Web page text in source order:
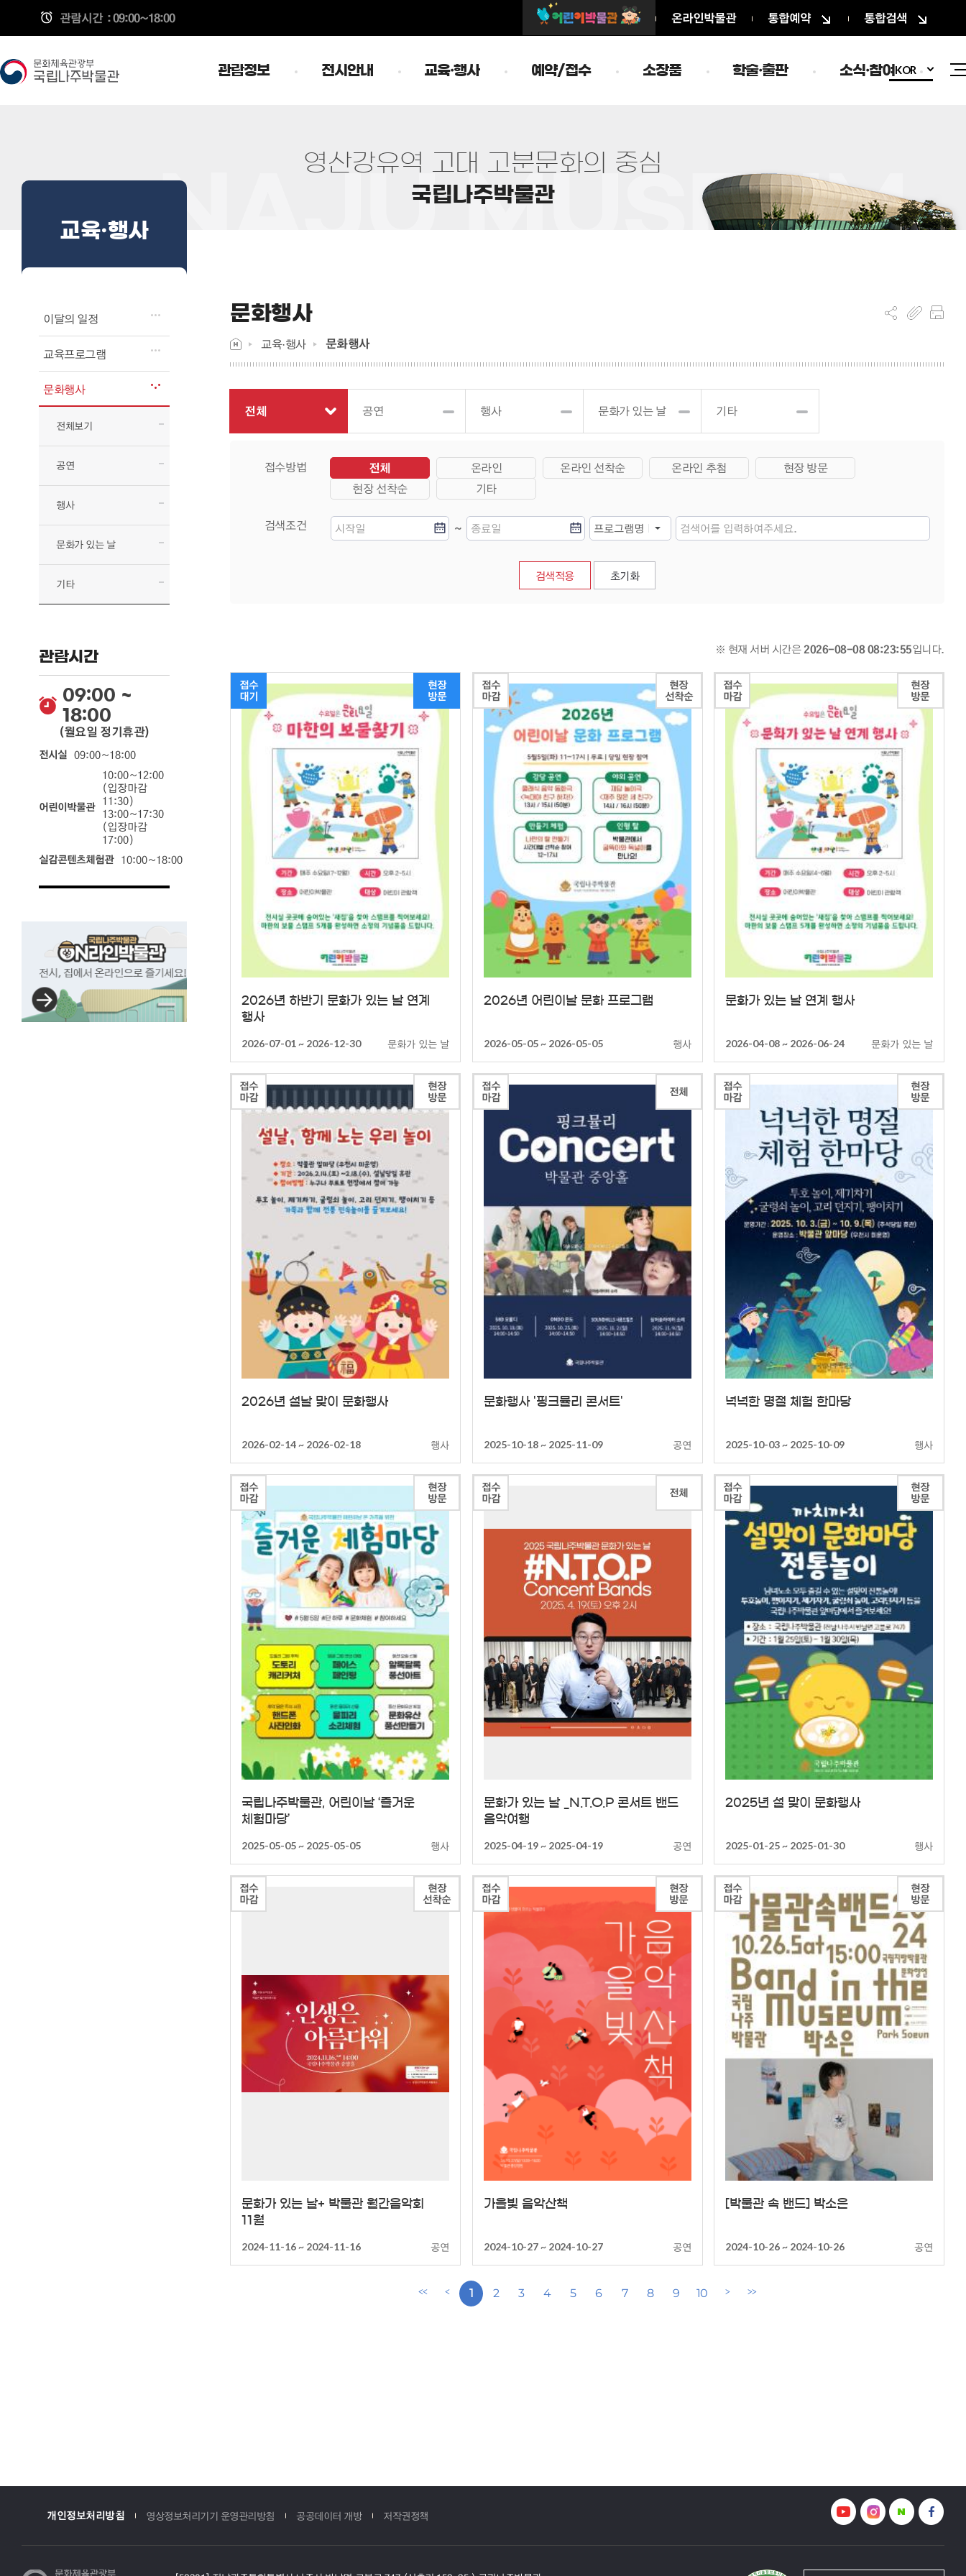
관람시간 : 09:00~18:00 온라인박물관 통합예약 통합검색
KOR
관람정보 전시안내 교육·행사 예약/접수 소장품 학술·출판 소식·참여
영산강유역 고 대 고분문화의 중심
국립 나주박물관
교육·행사
이달의 일정
교육프로그램
문화행사
전체보기
공연
행사
문화가 있는 날
기타
관람시간
09:00 ~
18:00
(월요일 정기휴관)
전시실 09:00~18:00
어린이박물관
10:00~12:00
(입장마감
11:30)
13:00~17:30
(입장마감
17:00)
실감콘텐츠체험관 10:00~18:00
국립나주박물관
ON라인박물관
전시,
집에서
온라인으로
문화행사
교육·행사 문화행사
전체 공연 행사 문화가 있는 날 기타
접수방법 전체 온라인 온라인 선착순 온라인 추첨
현장 방문
현장 선착순
기타
검색조건 ~
검색적용 초기화
※ 현재 서버 시간은2026-08-08 08:23:56입니다.
2026년 하반기 문화가 있는 날 연계
행사
2026-07-01 ~ 2026-12-30 문화가 있는 날
접수
대기
현장
방문
상세
2026년 어린이날 문화 프로그램
2026-05-05 ~ 2026-05-05 행사
접수
마감
현장
선착순
상세
문화가 있는 날 연계 행사
2026-04-08 ~ 2026-06-24 문화가 있는 날
접수
마감
현장
방문
상세
2026년 설날 맞이 문화행사
2026-02-14 ~ 2026-02-18 행사
접수
마감
현장
방문
상세
문화행사 '핑크뮬리 콘서트'
2025-10-18 ~ 2025-11-09 공연
접수
마감 전체
상세
넉넉한 명절 체험 한마당
2025-10-03 ~ 2025-10-09 행사
접수
마감
현장
방문
상세
국립나주박물관, 어린이날 ‘즐거운
체험마당’
2025-05-05 ~ 2025-05-05 행사
접수
마감
현장
방문
상세
문화가 있는 날 _N.T.O.P 콘서트 밴드
음악여행
2025-04-19 ~ 2025-04-19 공연
접수
마감 전체
상세
2025년 설 맞이 문화행사
2025-01-25 ~ 2025-01-30 행사
접수
마감
현장
방문
상세
문화가 있는 날+ 박물관 월간음악회
11월
2024-11-16 ~ 2024-11-16 공연
접수
마감
현장
선착순
상세
가을빛 음악산책
2024-10-27 ~ 2024-10-27 공연
접수
마감
현장
방문
상세
[박물관 속 밴드] 박소은
2024-10-26 ~ 2024-10-26 공연
접수
마감
현장
방문
상세
<<첫번째페이지
<이전페이지
1 2 3 4 5 6 7 8 9 10 >다음페이지
>>마지막페이지
개인정보처리방침 영상정보처리기기 운영관리방침 공공데이터 개방 저작권정책